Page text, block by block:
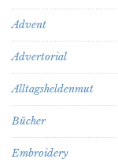
Advent
Advertorial
Alltagsheldenmut
Bücher
Embroidery